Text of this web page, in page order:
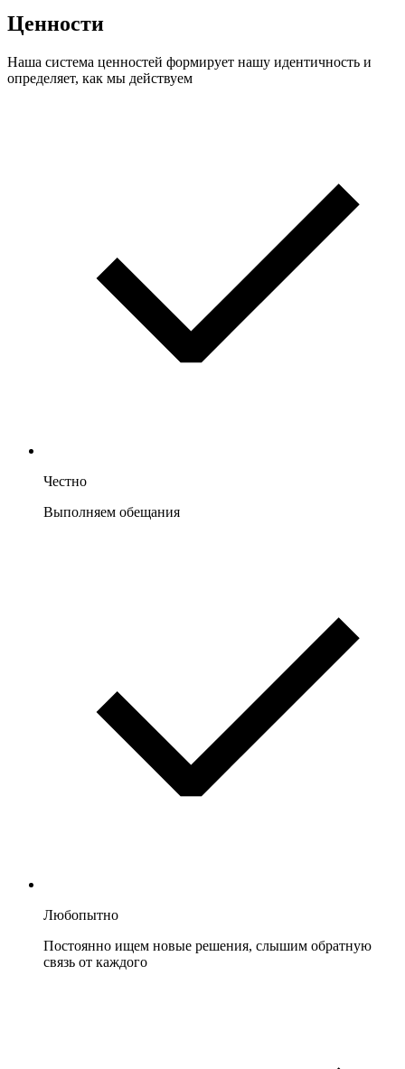
Ценности
Наша система ценностей формирует нашу идентичность и
определяет, как мы действуем
Честно
Выполняем обещания
Любопытно
Постоянно ищем новые решения, слышим обратную
связь от каждого